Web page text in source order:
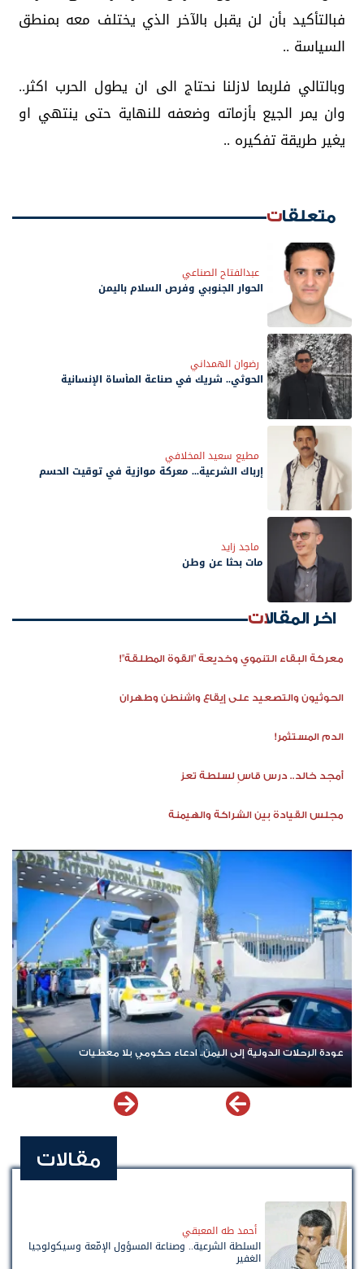
فبالتأكيد بأن لن يقبل بالآخر الذي يختلف معه بمنطق
السياسة ..
وبالتالي فلربما لازلنا نحتاج الى ان يطول الحرب اكثر..
وان يمر الجيع بأزماته وضعفه للنهاية حتى ينتهي او
يغير طريقة تفكيره ..
متعلقات
عبدالفتاح الصناعي
الحوار الجنوبي وفرص السلام باليمن
رضوان الهمداني
الحوثي.. شريك في صناعة المأساة الإنسانية
مطيع سعيد المخلافي
إرباك الشرعية... معركة موازية في توقيت الحسم
ماجد زايد
مات بحثًا عن وطن
اخر المقالات
معركة البقاء التنموي وخديعة "القوة المطلقة"!
الحوثيون والتصعيد على إيقاع واشنطن وطهران
الدم المستثمر!
أمجد خالد.. درس قاسٍ لسلطة تعز
مجلس القيادة بين الشراكة والهيمنة
عودة الرحلات الدولية إلى اليمن.. ادعاء حكومي بلا معطيات
مقالات
أحمد طه المعبقي
السلطة الشرعية.. وصناعة المسؤول الإمّعة وسيكولوجيا
الغفير